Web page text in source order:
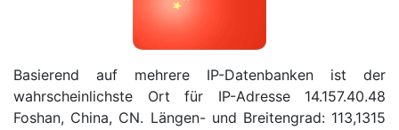
Basierend auf mehrere IP-Datenbanken ist der
wahrscheinlichste Ort für IP-Adresse 14.157.40.48
Foshan, China, CN. Längen- und Breitengrad: 113,1315